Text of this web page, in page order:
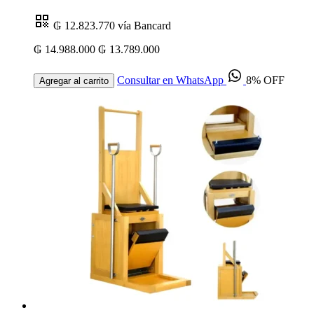
₲ 12.823.770 vía Bancard
₲ 14.988.000 ₲ 13.789.000
Agregar al carrito Consultar en WhatsApp 8% OFF